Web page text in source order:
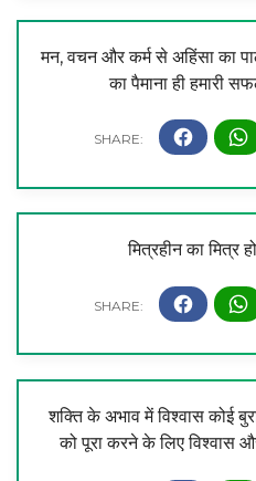
मन, वचन और कर्म से अहिंसा का
का पैमाना ही हमारी
मित्रहीन का मित्र
शक्ति के अभाव में विश्वास कोई
को पूरा करने के लिए विश्वास